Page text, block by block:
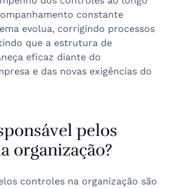
constante
evolua, corrigindo processos
que a estrutura de
eficaz diante do
e das novas exigências do
pelos
organização?
controles na organização são